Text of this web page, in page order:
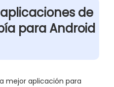
de
para Android
mejor aplicación para